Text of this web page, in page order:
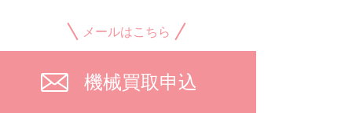
メールはこちら
機械買取申込